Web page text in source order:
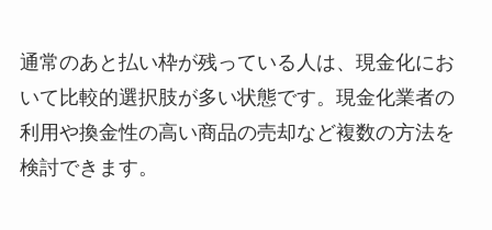
通常のあと払い枠が残っている人は、現金化にお
いて比較的選択肢が多い状態です。現金化業者の
利用や換金性の高い商品の売却など複数の方法を
検討できます。